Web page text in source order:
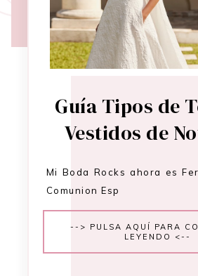
Guía Tipos de
Vestidos de
Mi Boda Rocks ahora es
Comunion Esp
--> PULSA AQUÍ PARA
LEYENDO <--